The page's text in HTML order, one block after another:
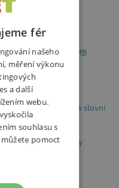
| PDF | 0.93 MB
hry
Didaktické a slovní
hry
Cestovní hry
fér
našeho
měření výkonu
a další
webu.
souhlasu s
pomoct